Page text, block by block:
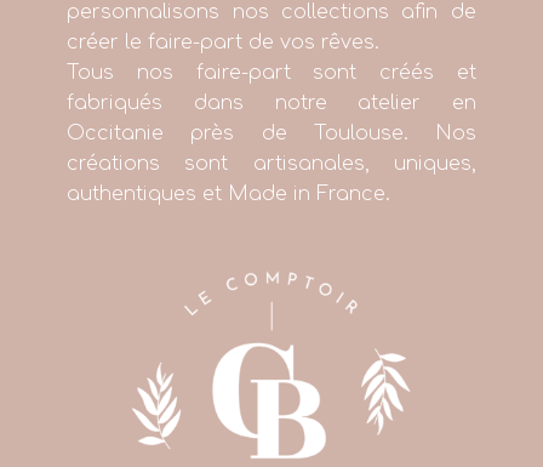
personnalisons nos collections afin de
créer le faire-part de vos rêves.
Tous nos faire-part sont créés et
fabriqués dans notre atelier en
Occitanie près de Toulouse. Nos
créations sont artisanales, uniques,
authentiques et Made in France.